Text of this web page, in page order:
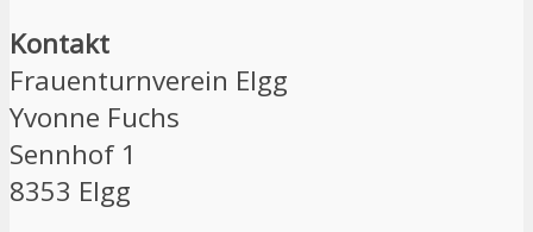
Kontakt
Frauenturnverein Elgg
Yvonne Fuchs
Sennhof 1
8353 Elgg